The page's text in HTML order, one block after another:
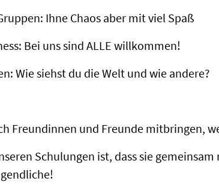
Ihne Chaos aber mit viel Spaß
Bei uns sind ALLE willkommen!
Wie siehst du die Welt und wie andere?
Freundinnen und Freunde mitbringen,
Schulungen ist, dass sie